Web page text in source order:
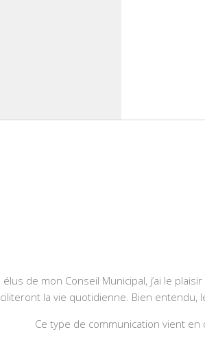
élus de mon Conseil Municipal, j’ai le
la vie quotidienne. Bien entendu,
Ce type de communication vient